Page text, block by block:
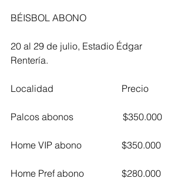
BÉISBOL ABONO
20 al 29 de julio, Estadio Édgar
Rentería.
Localidad                             Precio
Palcos abonos                     $350.000
Home VIP abono                 $350.000
Home Pref abono                $280.000